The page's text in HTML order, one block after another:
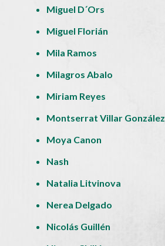
Miguel D´Ors
Miguel Florián
Mila Ramos
Milagros Abalo
Miriam Reyes
Montserrat Villar González
Moya Canon
Nash
Natalia Litvinova
Nerea Delgado
Nicolás Guillén